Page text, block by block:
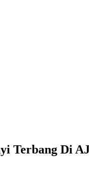
Terbang Di